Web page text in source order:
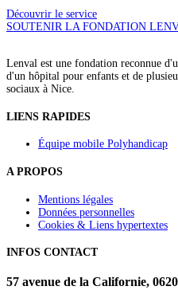
Découvrir le service
SOUTENIR LA FONDATION
Lenval est une fondation reconnue
d'un hôpital pour enfants et de
sociaux à Nice.
LIENS RAPIDES
Équipe mobile Polyhandicap
A PROPOS
Mentions légales
Données personnelles
Cookies & Liens hypertextes
INFOS CONTACT
57 avenue de la Californie,